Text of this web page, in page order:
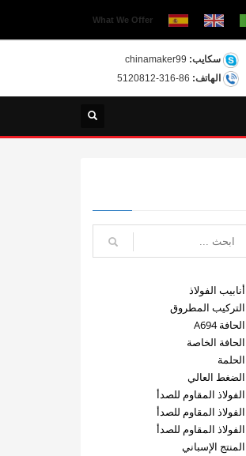
What We Offer
سكايب:
الهاتف:
أنابيب الفولاذ
التركيب المطروق
الحافة A694
الحافة الخاصة
الحلمة
الضغط العالي
الفولاذ المقاوم للصدأ
الفولاذ المقاوم للصدأ
الفولاذ المقاوم للصدأ
المنتج الإسباني